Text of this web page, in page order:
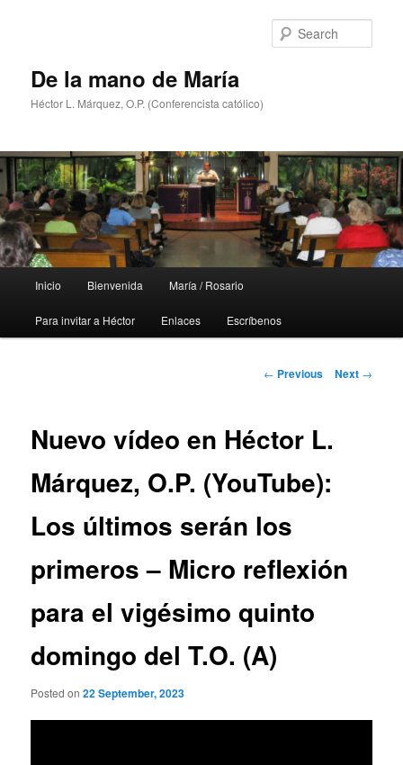
De la mano de María
Héctor L. Márquez, O.P. (Conferencista católico)
Inicio Bienvenida María / Rosario
Para invitar a Héctor Enlaces Escríbenos
Post
← Previous Next →
Nuevo vídeo en Héctor L.
Márquez, O.P. (YouTube):
Los últimos serán los
primeros – Micro reflexión
para el vigésimo quinto
domingo del T.O. (A)
Posted on22 September, 2023